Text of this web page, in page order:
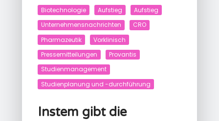
Biotechnologie Aufstieg
Aufstieg
Unternehmensnachrichten
CRO
Pharmazeutik
Vorklinisch
Pressemitteilungen
Provantis
Studienmanagement
Studienplanung und -durchführung
Instem gibt die